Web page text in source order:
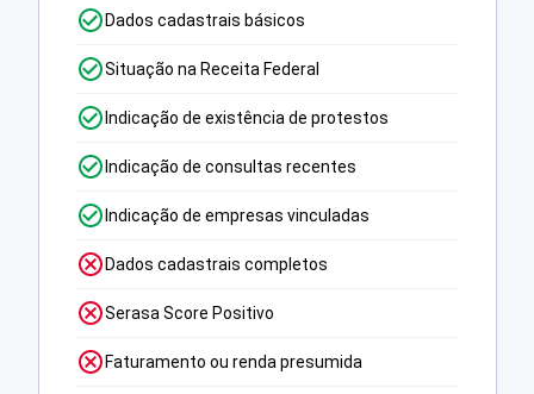
Dados cadastrais básicos
Situação na Receita Federal
Indicação de existência de protestos
Indicação de consultas recentes
Indicação de empresas vinculadas
Dados cadastrais completos
Serasa Score Positivo
Faturamento ou renda presumida